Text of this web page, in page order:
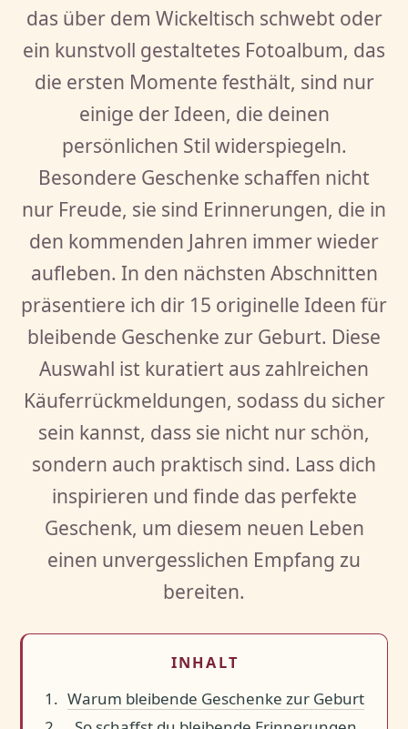
das über dem Wickeltisch schwebt oder
ein kunstvoll gestaltetes Fotoalbum, das
die ersten Momente festhält, sind nur
einige der Ideen, die deinen
persönlichen Stil widerspiegeln.
Besondere Geschenke schaffen nicht
nur Freude, sie sind Erinnerungen, die in
den kommenden Jahren immer wieder
aufleben. In den nächsten Abschnitten
präsentiere ich dir 15 originelle Ideen für
bleibende Geschenke zur Geburt. Diese
Auswahl ist kuratiert aus zahlreichen
Käuferrückmeldungen, sodass du sicher
sein kannst, dass sie nicht nur schön,
sondern auch praktisch sind. Lass dich
inspirieren und finde das perfekte
Geschenk, um diesem neuen Leben
einen unvergesslichen Empfang zu
bereiten.
INHALT
Warum bleibende Geschenke zur Geburt